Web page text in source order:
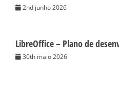
2nd junho 2026
LibreOffice – Plano de
30th maio 2026